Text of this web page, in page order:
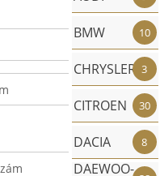
űrlapot, és
belül
BMW 10
CHRYSLER 3
CITROEN 30
DACIA 8
DAEWOO-